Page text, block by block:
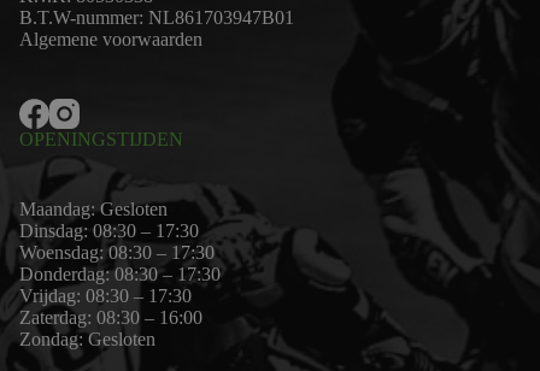
B.T.W-nummer: NL861703947B01
Algemene voorwaarden
OPENINGSTIJDEN
Maandag: Gesloten
Dinsdag: 08:30 – 17:30
Woensdag: 08:30 – 17:30
Donderdag: 08:30 – 17:30
Vrijdag: 08:30 – 17:30
Zaterdag: 08:30 – 16:00
Zondag: Gesloten